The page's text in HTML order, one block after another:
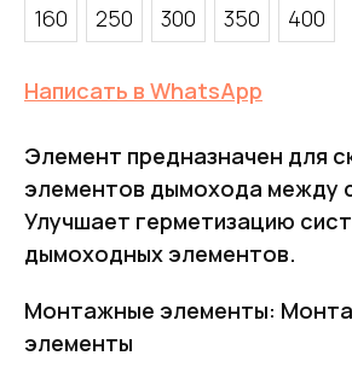
160
250 300 350 400
Написать в WhatsApp
Элемент предназначен для
элементов дымохода между
Улучшает герметизацию
дымоходных элементов.
Монтажные элементы:
элементы